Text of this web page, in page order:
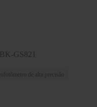
GS821
de alta precisão